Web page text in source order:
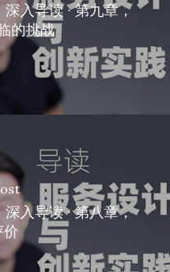
入导读 · 第九章，
的挑战
入导读 · 第八章，
价